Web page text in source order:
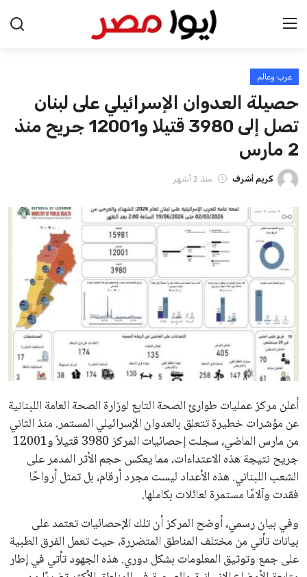
الرئيسية
اخبار مصر
عرب وعالم
اقتصاد
اخبار الرياضة
منوعات
فن وثقافة
علوم وتكنولوجيا
المرأة والجمال
محافظات
عرب وعالم
حصيلة العدوان الإسرائيلي على لبنان
تصل إلى 3980 قتيلا و12001 جريح منذ
2 مارس
كريم أشرف منذ 2 أشهر
أعلن مركز عمليات طوارئ الصحة التابع لوزارة الصحة العامة اللبنانية
عن مؤشرات خطيرة تتعلق بالعدوان الإسرائيلي المستمر. منذ الثاني
من مارس الماضي، سجلت إحصائيات المركز 3980 قتيلاً و12001
جريح نتيجة هذه الاعتداءات، مما يعكس حجم الأثر المدمر على
الشعب اللبناني. هذه الأعداد ليست مجرد أرقام، بل تمثل أرواحًا
فقدت وآلامًا مستمرة لعائلات بكاملها.
وفي بيان رسمي، أوضح المركز أن تلك الإحصائيات تعتمد على
بيانات تأتي من مختلف المناطق المتضررة، حيث تعمل الفرق الطبية
على جمع وتوثيق المعلومات بشكل دوري. هذه الجهود تأتي في إطار